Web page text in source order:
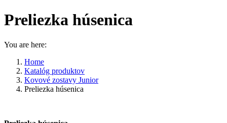
Preliezka húsenica
You are here:
Home
Katalóg produktov
Kovové zostavy Junior
Preliezka húsenica